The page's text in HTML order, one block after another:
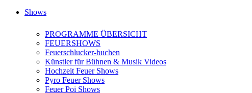
Shows
PROGRAMME ÜBERSICHT
FEUERSHOWS
Feuerschlucker-buchen
Künstler für Bühnen & Musik Videos
Hochzeit Feuer Shows
Pyro Feuer Shows
Feuer Poi Shows